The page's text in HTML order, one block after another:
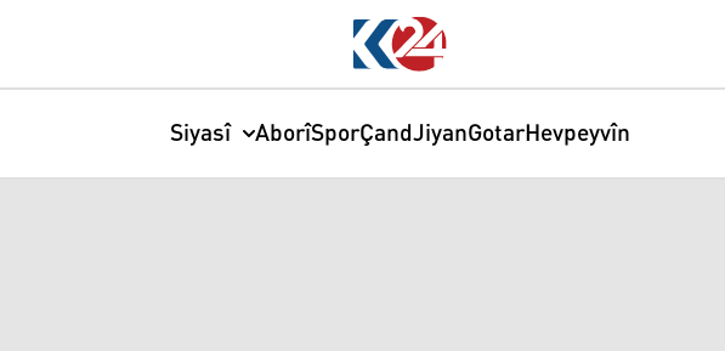
Siyasî AborîSporÇandJiyanGotarHevpeyvîn